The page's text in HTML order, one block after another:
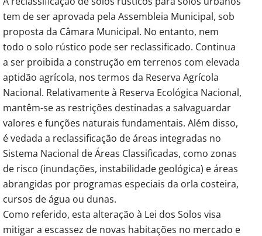
tem de ser aprovada pela Assembleia Municipal, sob
proposta da Câmara Municipal. No entanto, nem
todo o solo rústico pode ser reclassificado. Continua
a ser proibida a construção em terrenos com elevada
aptidão agrícola, nos termos da Reserva Agrícola
Nacional. Relativamente à Reserva Ecológica Nacional,
mantêm-se as restrições destinadas a salvaguardar
valores e funções naturais fundamentais. Além disso,
é vedada a reclassificação de áreas integradas no
Sistema Nacional de Áreas Classificadas, como zonas
de risco (inundações, instabilidade geológica) e áreas
abrangidas por programas especiais da orla costeira,
cursos de água ou dunas.
Como referido, esta alteração à Lei dos Solos visa
mitigar a escassez de novas habitações no mercado e